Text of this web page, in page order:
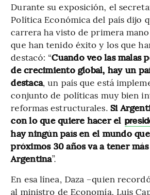
Durante su exposición, el
Política Económica del país dijo
carrera ha visto de primera
que han tenido éxito y los que
destacó: “Cuando veo las malas
de crecimiento global, hay un
destaca, un país que está
conjunto de políticas muy bien
reformas estructurales. Si
con lo que quiere hacer el
hay ningún país en el mundo
próximos 30 años va a tener
Argentina”.
En esa línea, Daza –quien
al ministro de Economía, Luis